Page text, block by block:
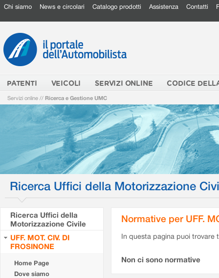
Chi siamo News e circolari Catalogo prodotti Assistenza Contatti
PATENTI VEICOLI SERVIZI ONLINE CODICE
Servizi online // Ricerca e Gestione UMC
Ricerca Uffici della Motorizzazione
Ricerca Uffici della
Motorizzazione Civile
UFF. MOT. CIV. DI
FROSINONE
Home Page
Dove siamo
Normative per UFF.
In questa pagina puoi
Non ci sono normative